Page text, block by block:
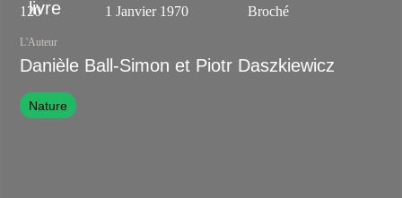
120 1 Janvier 1970 Broché
L'Auteur
Danièle Ball-Simon et Piotr Daszkiewicz
Nature